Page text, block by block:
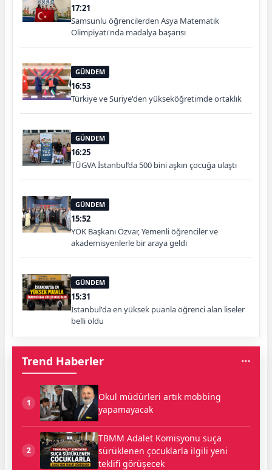
17:21
Samsunlu öğrencilerden Asya Matematik
Olimpiyatı'nda madalya başarısı
GÜNDEM
16:53
Türkiye ve Suriye'den yükseköğretimde ortaklık
GÜNDEM
16:25
TÜGVA İstanbul’da 500 bini aşkın çocuğa ulaştı
GÜNDEM
15:52
YÖK Başkanı Özvar, Yemenli öğrenciler ve
akademisyenlerle bir araya geldi
GÜNDEM
15:31
İstanbul'da en yüksek puanla öğrenci alan liseler
belli oldu
Trend Haberler
1
Okul müdürleri artık mobbing
yapamayacak
2
TBMM Adalet Komisyonu suça
sürüklenen çocuklarla ilgili yeni
teklifi görüşecek